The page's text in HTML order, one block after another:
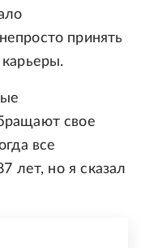
принять
свое
все
лет, но я сказал